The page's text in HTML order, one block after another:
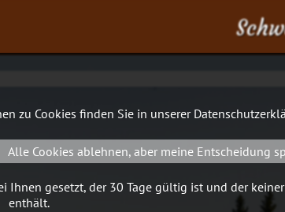
zu Cookies finden Sie in unserer
Alle Cookies ablehnen, aber meine Entscheidung
gesetzt, der 30 Tage gültig ist und der
enthält.